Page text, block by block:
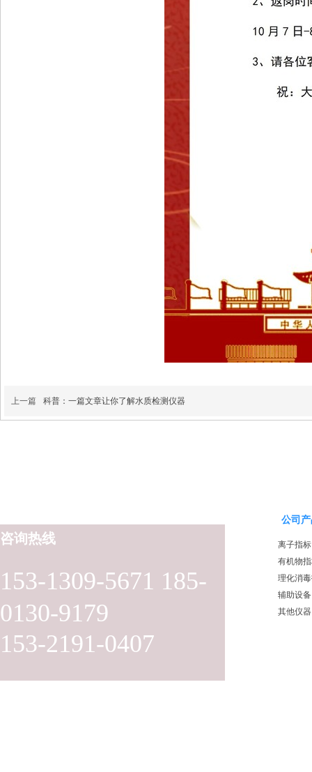
上一篇 科普：一篇文章让你了解水质检测仪器
153-1309-5671 185-
0130-9179
153-2191-0407
咨询热线
公司
离子指标
有机物
理化消
辅助设备
其他仪器